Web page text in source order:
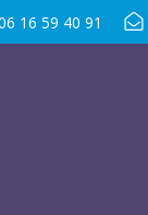
16 59 40 91